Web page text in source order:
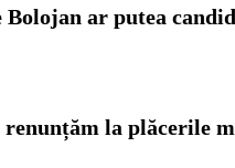
ar putea
renunțăm la plăcerile